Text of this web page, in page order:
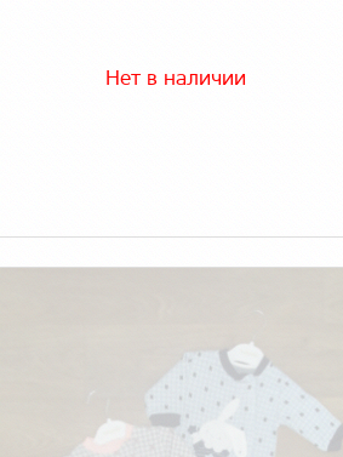
Нет в наличии